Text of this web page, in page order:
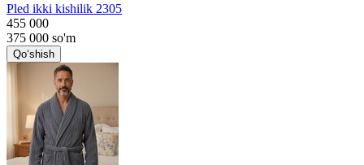
Pled ikki kishilik 2305
455 000
375 000 so'm
Qo‘shish